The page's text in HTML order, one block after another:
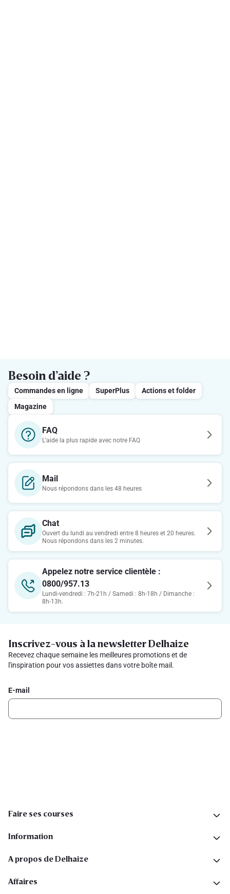
Besoin d’aide ?
Commandes en ligne SuperPlus
Actions et folder
Magazine
FAQ
L'aide la plus rapide avec notre FAQ
Mail
Nous répondons dans les 48 heures
Chat
Ouvert du lundi au vendredi entre 8 heures et 20 heures.
Nous répondons dans les 2 minutes.
Appelez notre service clientèle :
0800/957.13
Lundi-vendredi : 7h-21h / Samedi : 8h-18h / Dimanche :
8h-13h.
Inscrivez-vous à la newsletter Delhaize
Recevez chaque semaine les meilleures promotions et de
l'inspiration pour vos assiettes dans votre boîte mail.
E-mail
Faire ses courses
Information
A propos de Delhaize
Affaires